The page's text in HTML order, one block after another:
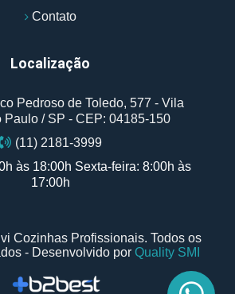
Contato
Localização
Pedroso de Toledo, 577 - Vila
Paulo / SP - CEP: 04185-150
(11) 2181-3999
às 18:00h Sexta-feira: 8:00h às
17:00h
Cozinhas Profissionais. Todos os
- Desenvolvido por Quality SMI